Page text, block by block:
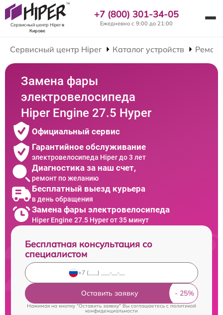
Сервисный центр Hiperв
Кирове
+7 (800) 301-34-05
Ежедневно с 9:00 до 21:00
Сервисный центр Hiper Каталог устройств
Замена фары
электровелосипеда
Hiper Engine 27.5 Нyper
Официальный сервис
Гарантийное обслуживание
электровелосипеда Hiper до 3 лет
Диагностика за наш счет,
ремонт по желанию
Бесплатный выезд курьера
в день обращения
Замена фары электровелосипеда
Hiper Engine 27.5 Нyper от 35 минут
Бесплатная консультация со
специалистом
Оставить заявку
Нажимая на кнопку "Оставить заявку" Вы соглашаетесь cполитикой
конфиденциальности